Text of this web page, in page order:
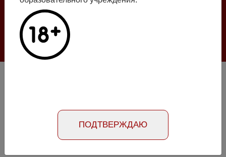
Галлюцинации больших языковых моделей
в клинической урологии
Номер №3, 2022- стр. 10-17
Абстракт на русском языке
Абстракт на английском языкеПОДТВЕРЖДАЮ